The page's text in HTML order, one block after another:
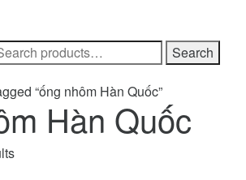
Search
“ống nhôm Hàn Quốc”
Hàn Quốc